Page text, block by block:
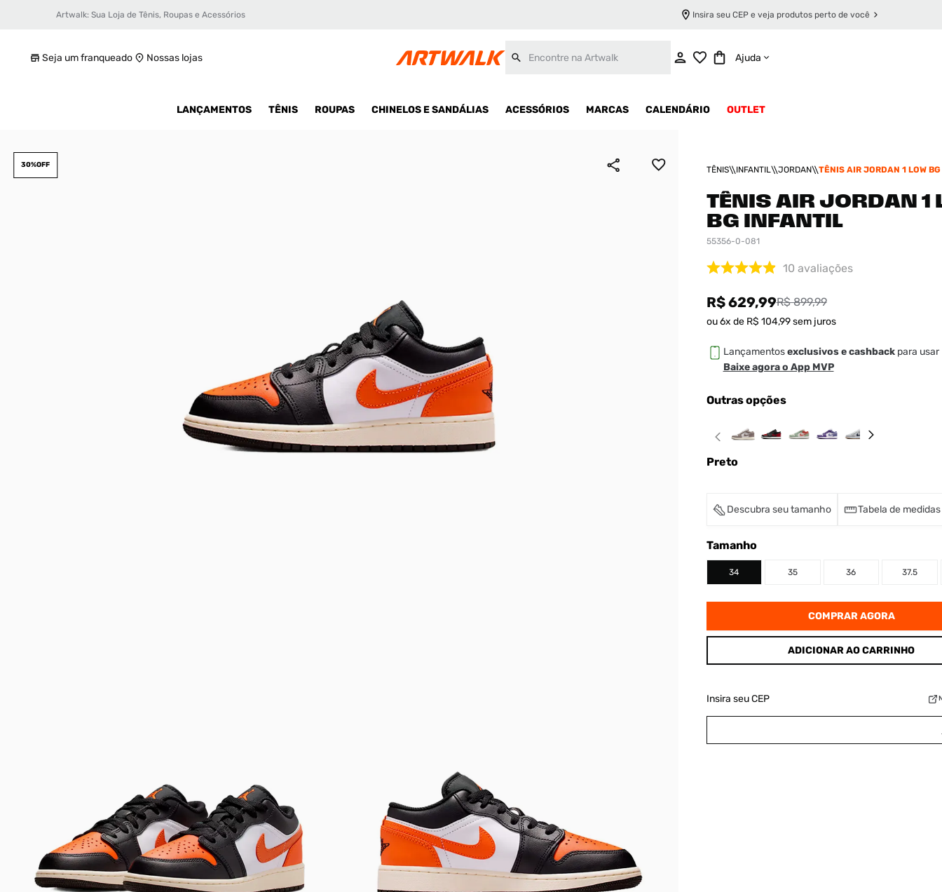
Artwalk: Sua Loja de Tênis, Roupas e Acessórios Insira seu CEP e veja produtos perto de você
Seja um franqueado Nossas lojas Ajuda
LANÇAMENTOS TÊNIS ROUPAS CHINELOS E SANDÁLIAS ACESSÓRIOS MARCAS CALENDÁRIO OUTLET
30%OFF TÊNIS INFANTIL JORDAN TÊNIS AIR JORDAN 1 LOW
TÊNIS AIR JORDAN 1
BG INFANTIL
55356-0-081
10 avaliações
R$ 629,99R$ 899,99
ou6x de R$ 104,99sem juros
Lançamentosexclusivos e cashbackpara usar
Baixe agora o App MVP
Outras opções
Preto
Descubra seu tamanho Tabela de medidas
Tamanho
34 35 36 37.5
COMPRAR AGORA
ADICIONAR AO CARRINHO
Insira seu CEP
Tênis Air Jordan 1 Low Bg Infantil